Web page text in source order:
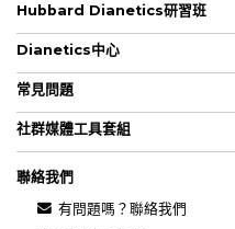
Hubbard Dianetics研習班
Dianetics中心
常見問題
社群媒體工具套組
聯絡我們
有問題嗎？聯絡我們